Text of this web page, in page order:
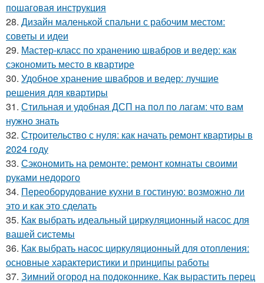
пошаговая инструкция
28. Дизайн маленькой спальни с рабочим местом:
советы и идеи
29. Мастер-класс по хранению швабров и ведер: как
сэкономить место в квартире
30. Удобное хранение швабров и ведер: лучшие
решения для квартиры
31. Стильная и удобная ДСП на пол по лагам: что вам
нужно знать
32. Строительство с нуля: как начать ремонт квартиры в
2024 году
33. Сэкономить на ремонте: ремонт комнаты своими
руками недорого
34. Переоборудование кухни в гостиную: возможно ли
это и как это сделать
35. Как выбрать идеальный циркуляционный насос для
вашей системы
36. Как выбрать насос циркуляционный для отопления:
основные характеристики и принципы работы
37. Зимний огород на подоконнике. Как вырастить перец